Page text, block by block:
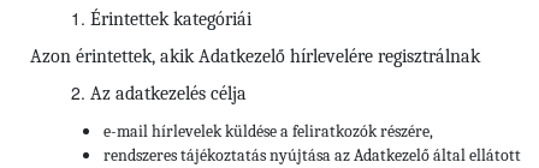
Érintettek kategóriái
Azon érintettek, akik Adatkezelő hírlevelére regisztrálnak
Az adatkezelés célja
e-mail hírlevelek küldése a feliratkozók részére,
rendszeres tájékoztatás nyújtása az Adatkezelő által ellátott